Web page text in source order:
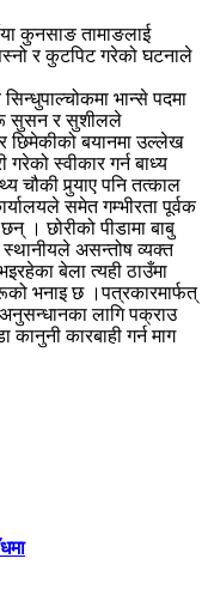
कुनसाङ तामाङलाई
र कुटपिट गरेको घटनाले
भान्से पदमा
सुसन र सुशीलले
र छिमेकीको बयानमा उल्लेख
स्वीकार गर्न बाध्य
चौकी पुर्‍याए पनि तत्काल
समेत गम्भीरता पूर्वक
। छोरीको पीडामा बाबु
स्थानीयले असन्तोष व्यक्त
बेला त्यही ठाउँमा
भनाइ छ ।पत्रकारमार्फत्
अनुसन्धानका लागि पक्राउ
कारबाही गर्न माग